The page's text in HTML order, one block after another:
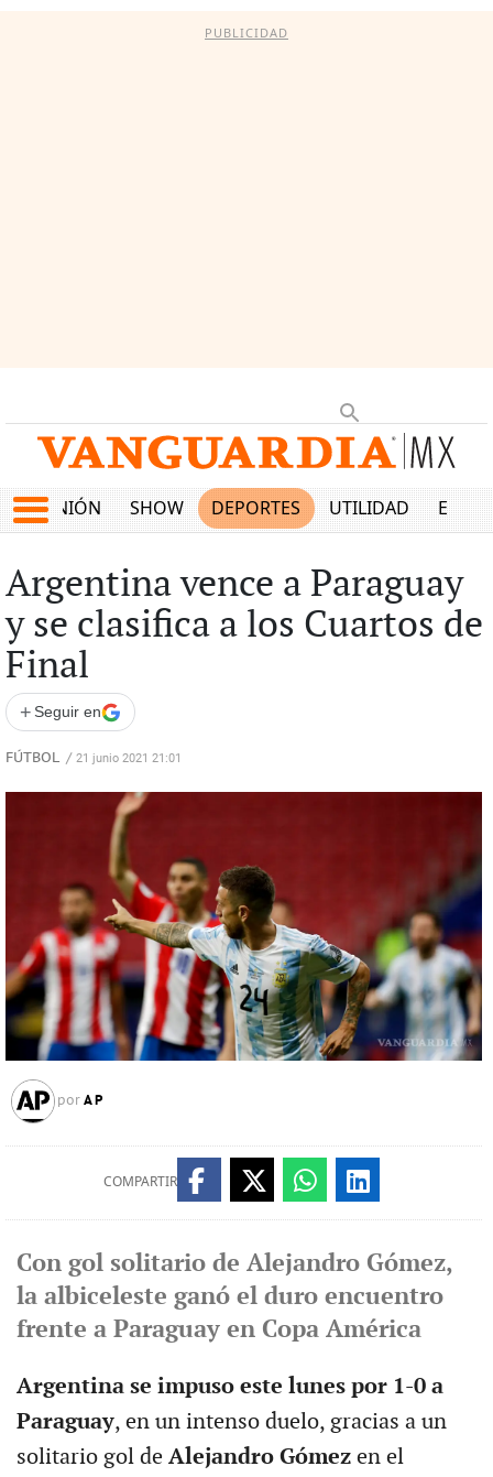
PUBLICIDAD
OPINIÓN SHOW DEPORTES UTILIDAD
Argentina vence a Paraguay
y se clasifica a los Cuartos de
Final
+ Seguir en
FÚTBOL / 21 junio 2021 21:01
por AP
COMPARTIR
Con gol solitario de Alejandro Gómez,
la albiceleste ganó el duro encuentro
frente a Paraguay en Copa América
Argentina se impuso este lunes por 1-0 a
Paraguay, en un intenso duelo, gracias a un
solitario gol de Alejandro Gómez en el